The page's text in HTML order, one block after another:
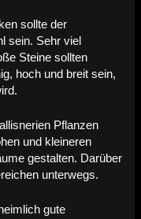
sollte der
sein. Sehr viel
Steine sollten
hoch und breit sein,
Pflanzen
und kleineren
gestalten. Darüber
unterwegs.
gute